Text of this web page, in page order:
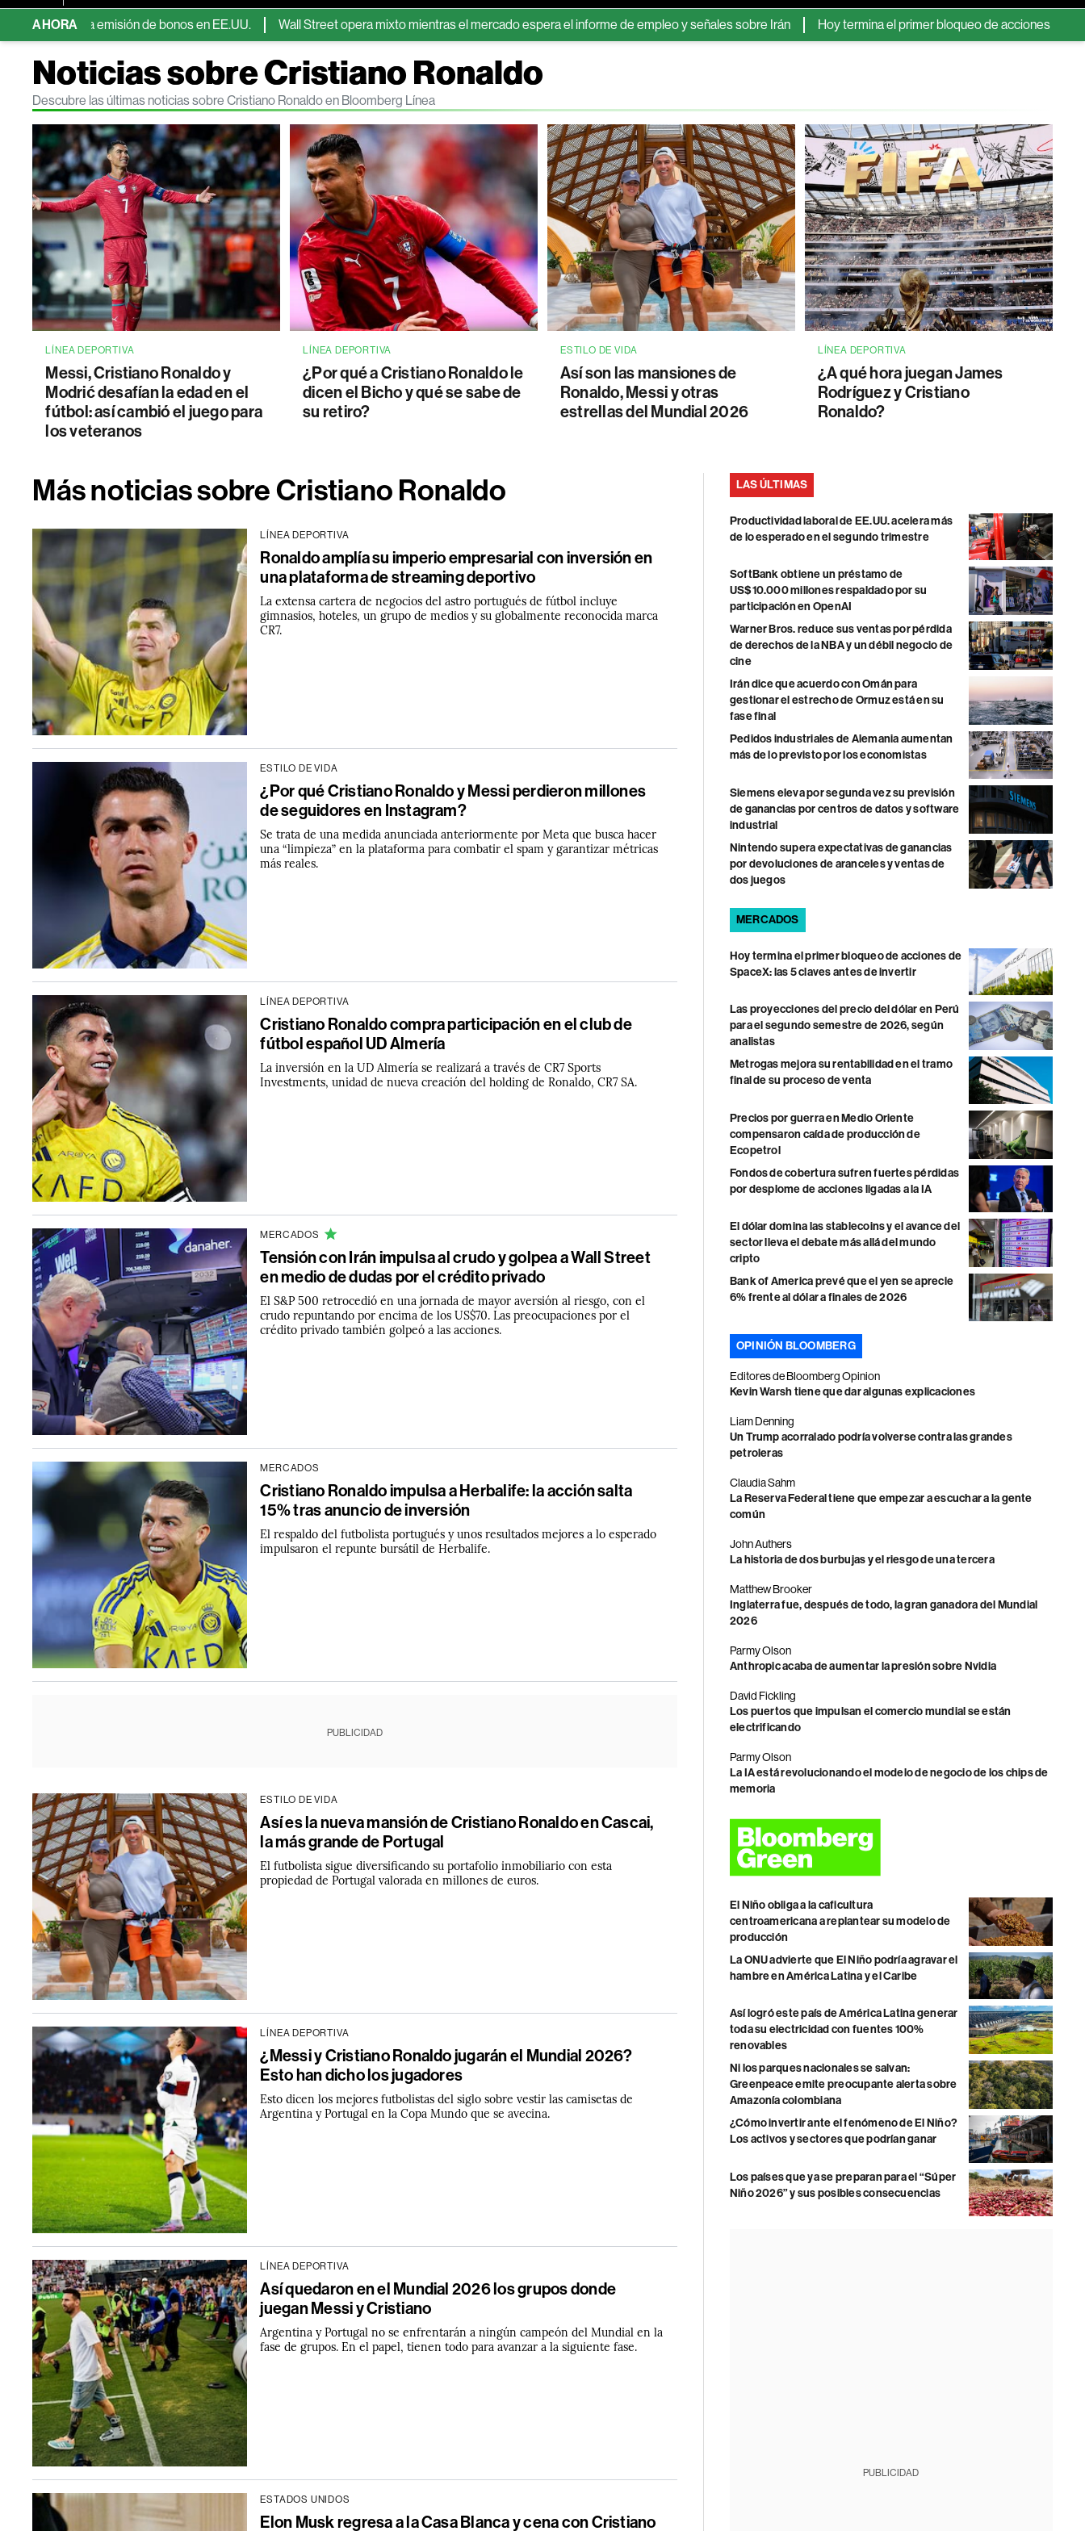
AHORA
emisión de bonos en EE.UU. Wall Street opera mixto mientras el mercado espera el informe de empleo y señales sobre Irán Hoy termina el primer bloqueo de acciones de SpaceX: las 5
Noticias sobre Cristiano Ronaldo
Descubre las últimas noticias sobre Cristiano Ronaldo en Bloomberg Línea
LÍNEA DEPORTIVA
Messi, Cristiano Ronaldo y
Modrić desafían la edad en el
fútbol: así cambió el juego para
los veteranos
LÍNEA DEPORTIVA
¿Por qué a Cristiano Ronaldo le
dicen el Bicho y qué se sabe de
su retiro?
ESTILO DE VIDA
Así son las mansiones de
Ronaldo, Messi y otras
estrellas del Mundial 2026
LÍNEA DEPORTIVA
¿A qué hora juegan James
Rodríguez y Cristiano
Ronaldo?
Más noticias sobre Cristiano Ronaldo
LÍNEA DEPORTIVA
Ronaldo amplía su imperio empresarial con inversión en
una plataforma de streaming deportivo
La extensa cartera de negocios del astro portugués de fútbol incluye
gimnasios, hoteles, un grupo de medios y su globalmente reconocida marca
CR7.
ESTILO DE VIDA
¿Por qué Cristiano Ronaldo y Messi perdieron millones
de seguidores en Instagram?
Se trata de una medida anunciada anteriormente por Meta que busca hacer
una “limpieza” en la plataforma para combatir el spam y garantizar métricas
más reales.
LÍNEA DEPORTIVA
Cristiano Ronaldo compra participación en el club de
fútbol español UD Almería
La inversión en la UD Almería se realizará a través de CR7 Sports
Investments, unidad de nueva creación del holding de Ronaldo, CR7 SA.
MERCADOS
Tensión con Irán impulsa al crudo y golpea a Wall Street
en medio de dudas por el crédito privado
El S&P 500 retrocedió en una jornada de mayor aversión al riesgo, con el
crudo repuntando por encima de los US$70. Las preocupaciones por el
crédito privado también golpeó a las acciones.
MERCADOS
Cristiano Ronaldo impulsa a Herbalife: la acción salta
15% tras anuncio de inversión
El respaldo del futbolista portugués y unos resultados mejores a lo esperado
impulsaron el repunte bursátil de Herbalife.
PUBLICIDAD
ESTILO DE VIDA
Así es la nueva mansión de Cristiano Ronaldo en Cascai,
la más grande de Portugal
El futbolista sigue diversificando su portafolio inmobiliario con esta
propiedad de Portugal valorada en millones de euros.
LÍNEA DEPORTIVA
¿Messi y Cristiano Ronaldo jugarán el Mundial 2026?
Esto han dicho los jugadores
Esto dicen los mejores futbolistas del siglo sobre vestir las camisetas de
Argentina y Portugal en la Copa Mundo que se avecina.
LÍNEA DEPORTIVA
Así quedaron en el Mundial 2026 los grupos donde
juegan Messi y Cristiano
Argentina y Portugal no se enfrentarán a ningún campeón del Mundial en la
fase de grupos. En el papel, tienen todo para avanzar a la siguiente fase.
ESTADOS UNIDOS
Elon Musk regresa a la Casa Blanca y cena con Cristiano
LAS ÚLTIMAS
Productividad laboral de EE.UU. acelera más
de lo esperado en el segundo trimestre
SoftBank obtiene un préstamo de
US$10.000 millones respaldado por su
participación en OpenAI
Warner Bros. reduce sus ventas por pérdida
de derechos de la NBA y un débil negocio de
cine
Irán dice que acuerdo con Omán para
gestionar el estrecho de Ormuz está en su
fase final
Pedidos industriales de Alemania aumentan
más de lo previsto por los economistas
Siemens eleva por segunda vez su previsión
de ganancias por centros de datos y software
industrial
Nintendo supera expectativas de ganancias
por devoluciones de aranceles y ventas de
dos juegos
MERCADOS
Hoy termina el primer bloqueo de acciones de
SpaceX: las 5 claves antes de invertir
Las proyecciones del precio del dólar en Perú
para el segundo semestre de 2026, según
analistas
Metrogas mejora su rentabilidad en el tramo
final de su proceso de venta
Precios por guerra en Medio Oriente
compensaron caída de producción de
Ecopetrol
Fondos de cobertura sufren fuertes pérdidas
por desplome de acciones ligadas a la IA
El dólar domina las stablecoins y el avance del
sector lleva el debate más allá del mundo
cripto
Bank of America prevé que el yen se aprecie
6% frente al dólar a finales de 2026
OPINIÓN BLOOMBERG
Editores de Bloomberg Opinion
Kevin Warsh tiene que dar algunas explicaciones
Liam Denning
Un Trump acorralado podría volverse contra las grandes
petroleras
Claudia Sahm
La Reserva Federal tiene que empezar a escuchar a la gente
común
John Authers
La historia de dos burbujas y el riesgo de una tercera
Matthew Brooker
Inglaterra fue, después de todo, la gran ganadora del Mundial
2026
Parmy Olson
Anthropic acaba de aumentar la presión sobre Nvidia
David Fickling
Los puertos que impulsan el comercio mundial se están
electrificando
Parmy Olson
La IA está revolucionando el modelo de negocio de los chips de
memoria
El Niño obliga a la caficultura
centroamericana a replantear su modelo de
producción
La ONU advierte que El Niño podría agravar el
hambre en América Latina y el Caribe
Así logró este país de América Latina generar
toda su electricidad con fuentes 100%
renovables
Ni los parques nacionales se salvan:
Greenpeace emite preocupante alerta sobre
Amazonía colombiana
¿Cómo invertir ante el fenómeno de El Niño?
Los activos y sectores que podrían ganar
Los países que ya se preparan para el “Súper
Niño 2026” y sus posibles consecuencias
PUBLICIDAD